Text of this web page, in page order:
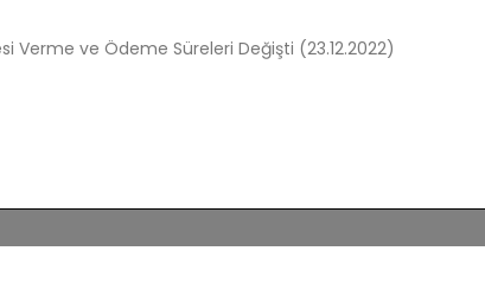
Verme ve Ödeme Süreleri Değişti (23.12.2022)